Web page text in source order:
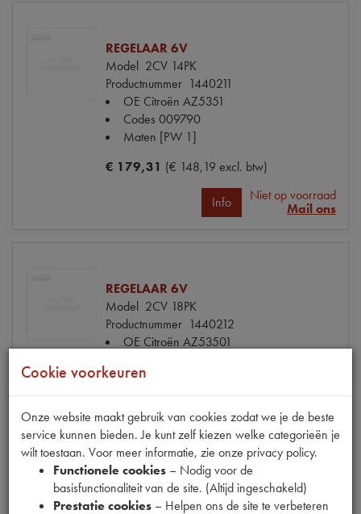
REGELAAR 6V
Model 2CV 14PK
Productnummer 1440211
OE Citroën AZ5351
Codes 009790
Maten [PW 1]
€ 179,31 (€ 148,19 excl. btw)
Info
Niet op voorraad
Mail ons
REGELAAR 6V
Model 2CV 18PK
Productnummer 1440212
OE Citroën AZ53501
Maten
Info
Niet op voorraad
Mail ons
Cookie voorkeuren
Onze website maakt gebruik van cookies zodat we je de beste
service kunnen bieden. Je kunt zelf kiezen welke categorieën je
wilt toestaan. Voor meer informatie, zie onze privacy policy.
Functionele cookies – Nodig voor de
basisfunctionaliteit van de site. (Altijd ingeschakeld)
Prestatie cookies – Helpen ons de site te verbeteren